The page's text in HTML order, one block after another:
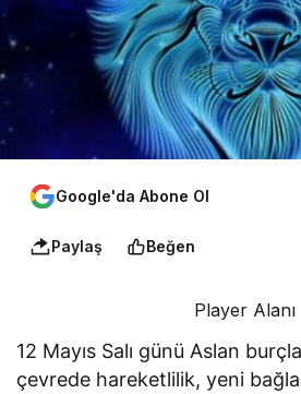
Google'da Abone Ol
Paylaş Beğen
Player Alanı
12 Mayıs Salı günü Aslan
çevrede hareketlilik, yeni